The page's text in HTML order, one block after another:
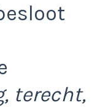
terecht,